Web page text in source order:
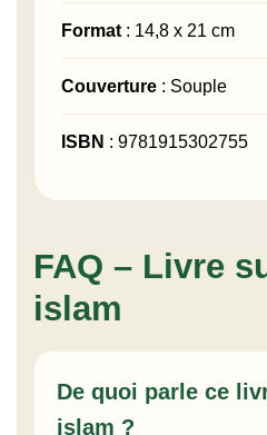
Format : 14,8 x 21 cm
Couverture : Souple
ISBN : 9781915302755
FAQ – Livre
islam
De quoi parle ce
islam ?